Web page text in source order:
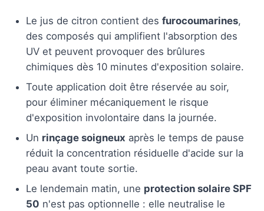
Le jus de citron contient des furocoumarines,
des composés qui amplifient l'absorption des
UV et peuvent provoquer des brûlures
chimiques dès 10 minutes d'exposition solaire.
Toute application doit être réservée au soir,
pour éliminer mécaniquement le risque
d'exposition involontaire dans la journée.
Un rinçage soigneux après le temps de pause
réduit la concentration résiduelle d'acide sur la
peau avant toute sortie.
Le lendemain matin, une protection solaire SPF
50 n'est pas optionnelle : elle neutralise le